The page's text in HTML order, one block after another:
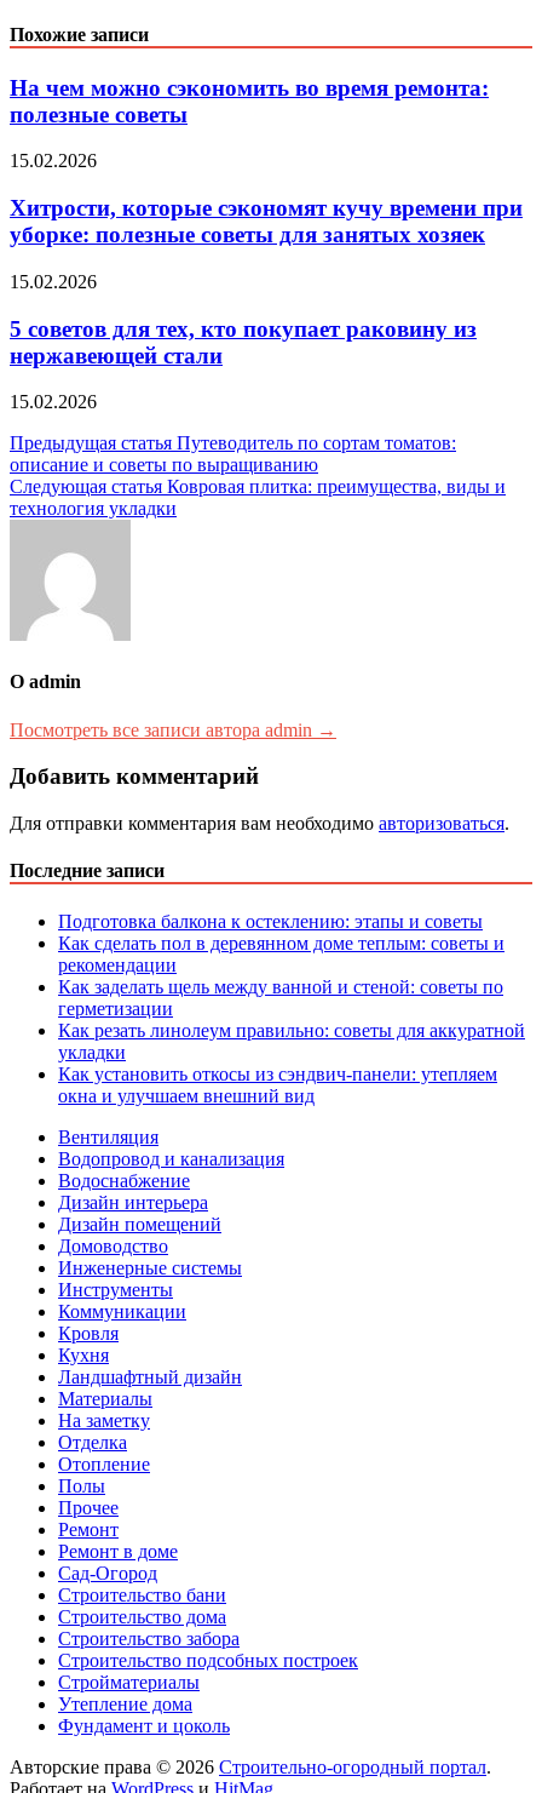
Похожие записи
На чем можно сэкономить во время ремонта:
полезные советы
15.02.2026
Хитрости, которые сэкономят кучу времени при
уборке: полезные советы для занятых хозяек
15.02.2026
5 советов для тех, кто покупает раковину из
нержавеющей стали
15.02.2026
Навигация
по
записям
Предыдущая статья Путеводитель по сортам томатов:
описание и советы по выращиванию
Следующая статья Ковровая плитка: преимущества, виды и
технология укладки
О admin
Посмотреть все записи автора admin →
Добавить комментарий
Для отправки комментария вам необходимо авторизоваться.
Последние записи
Подготовка балкона к остеклению: этапы и советы
Как сделать пол в деревянном доме теплым: советы и
рекомендации
Как заделать щель между ванной и стеной: советы по
герметизации
Как резать линолеум правильно: советы для аккуратной
укладки
Как установить откосы из сэндвич-панели: утепляем
окна и улучшаем внешний вид
Вентиляция
Водопровод и канализация
Водоснабжение
Дизайн интерьера
Дизайн помещений
Домоводство
Инженерные системы
Инструменты
Коммуникации
Кровля
Кухня
Ландшафтный дизайн
Материалы
На заметку
Отделка
Отопление
Полы
Прочее
Ремонт
Ремонт в доме
Сад-Огород
Строительство бани
Строительство дома
Строительство забора
Строительство подсобных построек
Стройматериалы
Утепление дома
Фундамент и цоколь
Авторские права © 2026 Строительно-огородный портал.
Работает на WordPress и HitMag